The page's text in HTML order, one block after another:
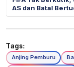
AS dan Batal
Tags:
Anjing Pemburu